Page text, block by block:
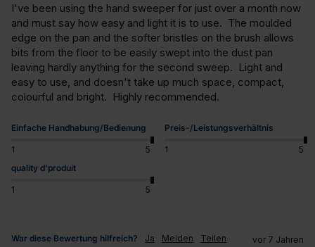
I've been using the hand sweeper for just over a month now
and must say how easy and light it is to use.  The moulded
edge on the pan and the softer bristles on the brush allows
bits from the floor to be easily swept into the dust pan
leaving hardly anything for the second sweep.  Light and
easy to use, and doesn't take up much space, compact,
colourful and bright.  Highly recommended.
Einfache Handhabung/Bedienung
1 5
Preis-/Leistungsverhältnis
1
5
quality d'produit
1 5
War diese Bewertung hilfreich? Ja Melden Teilen vor 7 Jahren